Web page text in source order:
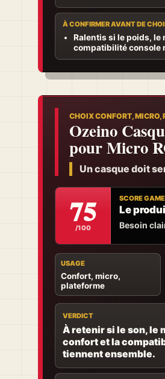
À CONFIRMER AVANT DE
Ralentis si le poids, le
compatibilité console
CHOIX CONFORT, MICRO,
Ozeino
pour Micro
Un casque doit
75
/100
SCORE
Le
Besoin
USAGE
Confort, micro,
plateforme
VERDICT
À retenir si le son, le
confort et la
tiennent ensemble.